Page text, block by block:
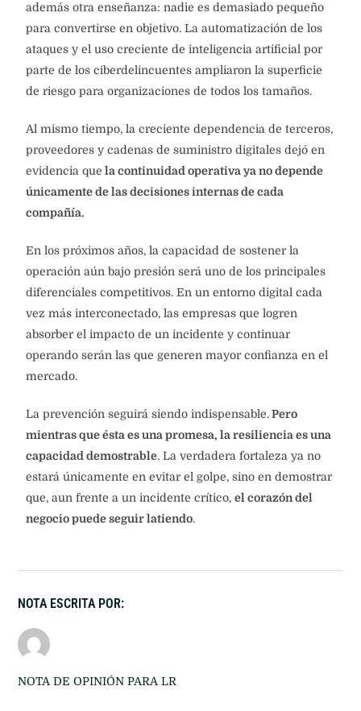
además otra enseñanza: nadie es demasiado pequeño
para convertirse en objetivo. La automatización de los
ataques y el uso creciente de inteligencia artificial por
parte de los ciberdelincuentes ampliaron la superficie
de riesgo para organizaciones de todos los tamaños.
Al mismo tiempo, la creciente dependencia de terceros,
proveedores y cadenas de suministro digitales dejó en
evidencia que la continuidad operativa ya no depende
únicamente de las decisiones internas de cada
compañía.
En los próximos años, la capacidad de sostener la
operación aún bajo presión será uno de los principales
diferenciales competitivos. En un entorno digital cada
vez más interconectado, las empresas que logren
absorber el impacto de un incidente y continuar
operando serán las que generen mayor confianza en el
mercado.
La prevención seguirá siendo indispensable.Pero
mientras que ésta es una promesa, la resiliencia es una
capacidad demostrable. La verdadera fortaleza ya no
estará únicamente en evitar el golpe, sino en demostrar
que, aun frente a un incidente crítico, el corazón del
negocio puede seguir latiendo.
NOTA ESCRITA POR:
NOTA DE OPINIÓN PARA LR